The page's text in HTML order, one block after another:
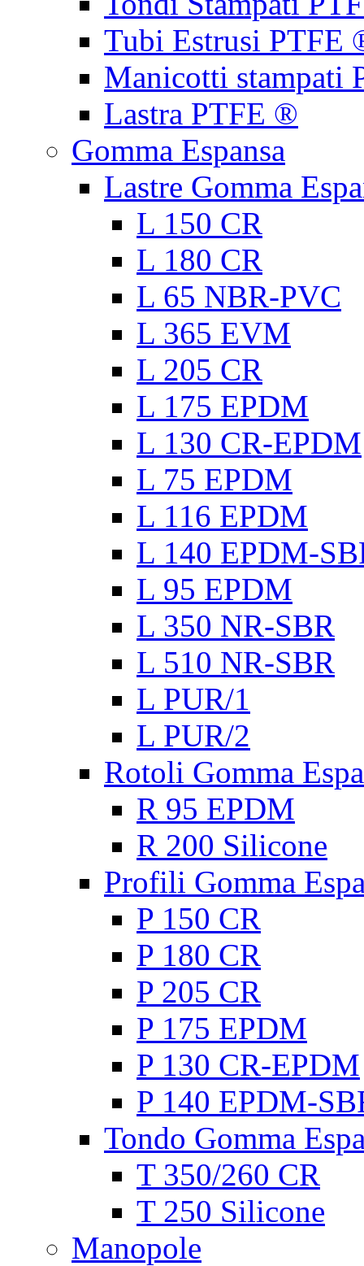
Tubi Estrusi PTFE
Manicotti stampati
Lastra PTFE ®
Gomma Espansa
Lastre Gomma
L 150 CR
L 180 CR
L 65 NBR-PVC
L 365 EVM
L 205 CR
L 175 EPDM
L 130 CR-EPDM
L 75 EPDM
L 116 EPDM
L 140 EPDM-
L 95 EPDM
L 350 NR-SBR
L 510 NR-SBR
L PUR/1
L PUR/2
Rotoli Gomma
R 95 EPDM
R 200 Silicone
Profili Gomma
P 150 CR
P 180 CR
P 205 CR
P 175 EPDM
P 130 CR-EPDM
P 140 EPDM-
Tondo Gomma
T 350/260 CR
T 250 Silicone
Manopole